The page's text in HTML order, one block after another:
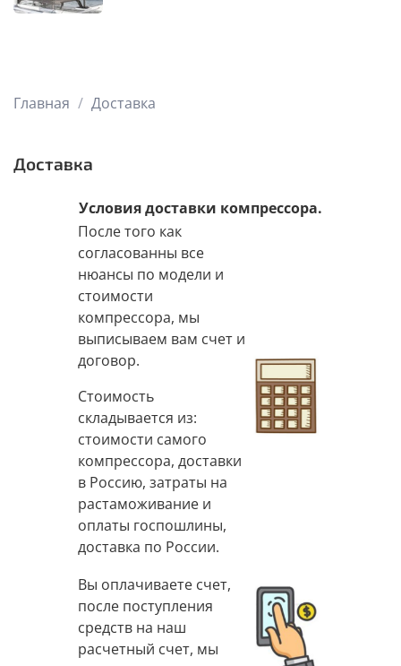
Главная Доставка
Доставка
Условия доставки компрессора.
После того как
согласованны все
нюансы по модели и
стоимости
компрессора, мы
выписываем вам счет и
договор.
Стоимость
складывается из:
стоимости самого
компрессора, доставки
в Россию, затраты на
растаможивание и
оплаты госпошлины,
доставка по России.
Вы оплачиваете счет,
после поступления
средств на наш
расчетный счет, мы